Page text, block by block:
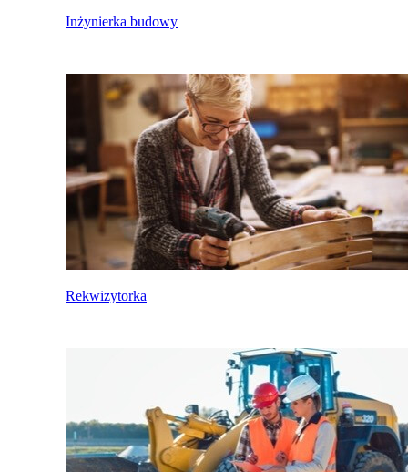
Inżynierka budowy
Rekwizytorka